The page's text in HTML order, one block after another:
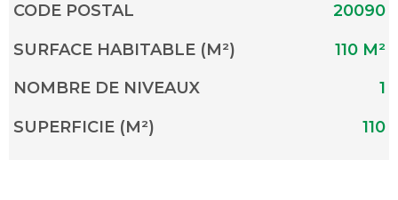
CODE POSTAL
20090
SURFACE HABITABLE (M²)
110 M²
NOMBRE DE NIVEAUX
1
SUPERFICIE (M²)
110